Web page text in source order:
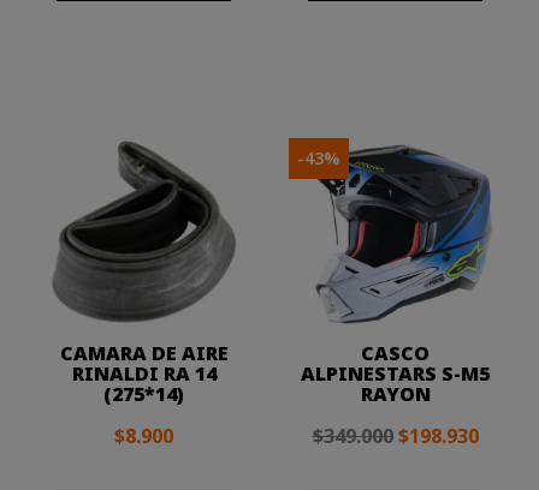
CAMARA DE AIRE
RINALDI RA 14
(275*14)
$8.900
CASCO
ALPINESTARS S-M5
RAYON
$349.000 $198.930
-43%